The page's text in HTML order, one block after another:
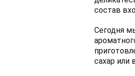
состав
Сегодня
сахар или